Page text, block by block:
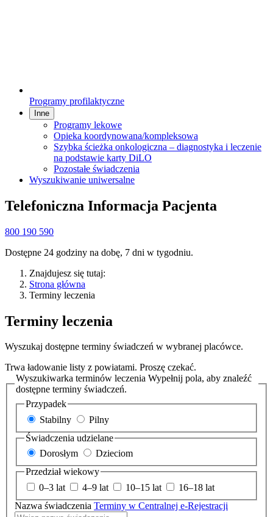
Programy profilaktyczne
Inne
Programy lekowe
Opieka koordynowana/kompleksowa
Szybka ścieżka onkologiczna – diagnostyka i leczenie
na podstawie karty DiLO
Pozostałe świadczenia
Wyszukiwanie uniwersalne
Telefoniczna Informacja Pacjenta
800 190 590
Dostępne 24 godziny na dobę, 7 dni w tygodniu.
Znajdujesz się tutaj:
Strona główna
Terminy leczenia
Terminy leczenia
Wyszukaj dostępne terminy świadczeń w wybranej placówce.
Trwa ładowanie listy z powiatami. Proszę czekać.
Wyszukiwarka terminów leczenia Wypełnij pola, aby znaleźć
dostępne terminy świadczeń.
Przypadek
Stabilny
Pilny
Świadczenia udzielane
Dorosłym
Dzieciom
Przedział wiekowy
0–3 lat
4–9 lat 10–15 lat
16–18 lat
Nazwa świadczenia Terminy w Centralnej e-Rejestracji